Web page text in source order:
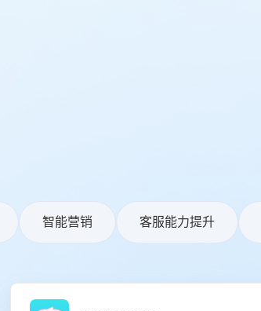
智能营销 客服能力提升